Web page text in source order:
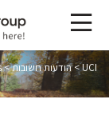
UCI
>הודעות חשובות>